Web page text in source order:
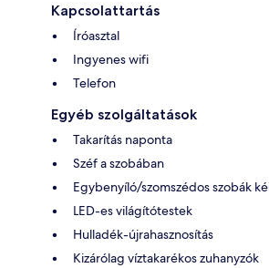
Kapcsolattartás
Íróasztal
Ingyenes wifi
Telefon
Egyéb szolgáltatások
Takarítás naponta
Széf a szobában
Egybenyíló/szomszédos szobák
LED-es világítótestek
Hulladék-újrahasznosítás
Kizárólag víztakarékos zuhanyzók